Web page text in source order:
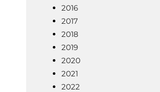
2016
2017
2018
2019
2020
2021
2022